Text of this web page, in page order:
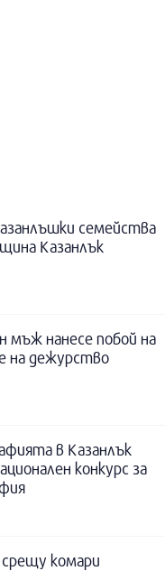
семейства
Казанлък
мъж нанесе побой на
на дежурство
в Казанлък
конкурс за
комари